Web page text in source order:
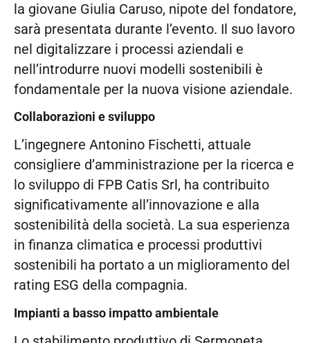
la giovane Giulia Caruso, nipote del fondatore,
sarà presentata durante l’evento. Il suo lavoro
nel digitalizzare i processi aziendali e
nell’introdurre nuovi modelli sostenibili è
fondamentale per la nuova visione aziendale.
Collaborazioni e sviluppo
L’ingegnere Antonino Fischetti, attuale
consigliere d’amministrazione per la ricerca e
lo sviluppo di FPB Catis Srl, ha contribuito
significativamente all’innovazione e alla
sostenibilità della società. La sua esperienza
in finanza climatica e processi produttivi
sostenibili ha portato a un miglioramento del
rating ESG della compagnia.
Impianti a basso impatto ambientale